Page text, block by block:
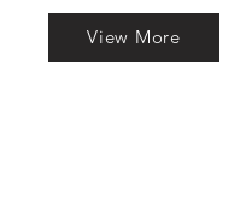
View More